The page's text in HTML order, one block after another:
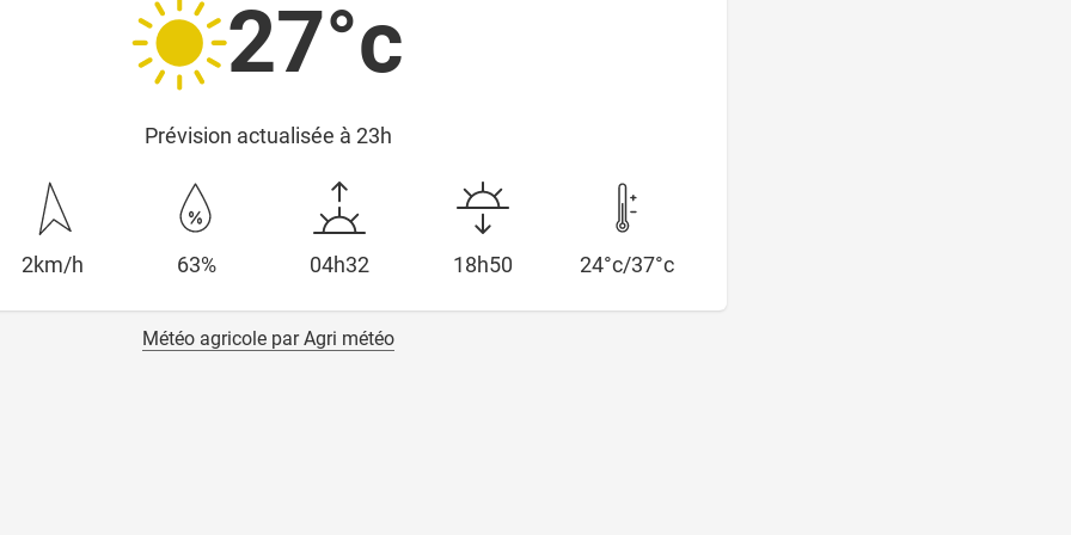
27°c
Prévision actualisée à 23h
2km/h 63% 04h32 18h50 24°c/37°c
Météo agricole par Agri météo